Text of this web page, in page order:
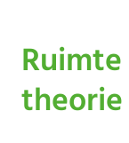
theorie